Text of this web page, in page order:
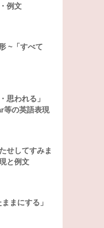
例文
~「すべて
思われる」
等の英語表現
せしてすみま
と例文
まにする」